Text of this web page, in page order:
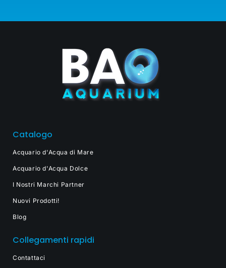
Catalogo
Acquario d'Acqua di Mare
Acquario d'Acqua Dolce
I Nostri Marchi Partner
Nuovi Prodotti!
Blog
Collegamenti rapidi
Contattaci